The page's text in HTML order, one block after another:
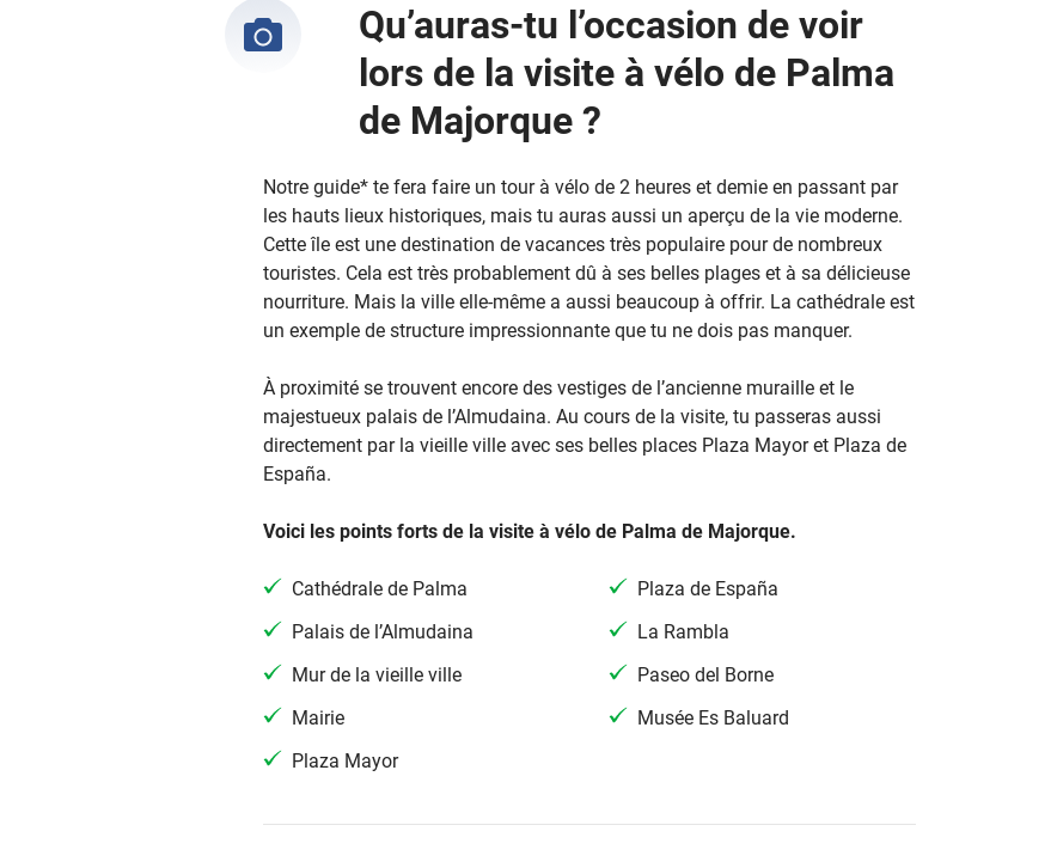
Qu’auras-tu l’occasion de voir
lors de la visite à vélo de Palma
de Majorque ?
Notre guide* te fera faire un tour à vélo de 2 heures et demie en passant par
les hauts lieux historiques, mais tu auras aussi un aperçu de la vie moderne.
Cette île est une destination de vacances très populaire pour de nombreux
touristes. Cela est très probablement dû à ses belles plages et à sa délicieuse
nourriture. Mais la ville elle-même a aussi beaucoup à offrir. La cathédrale est
un exemple de structure impressionnante que tu ne dois pas manquer.
À proximité se trouvent encore des vestiges de l’ancienne muraille et le
majestueux palais de l’Almudaina. Au cours de la visite, tu passeras aussi
directement par la vieille ville avec ses belles places Plaza Mayor et Plaza de
España.
Voici les points forts de la visite à vélo de Palma de Majorque.
Cathédrale de Palma
Palais de l’Almudaina
Mur de la vieille ville
Mairie
Plaza Mayor
Plaza de España
La Rambla
Paseo del Borne
Musée Es Baluard